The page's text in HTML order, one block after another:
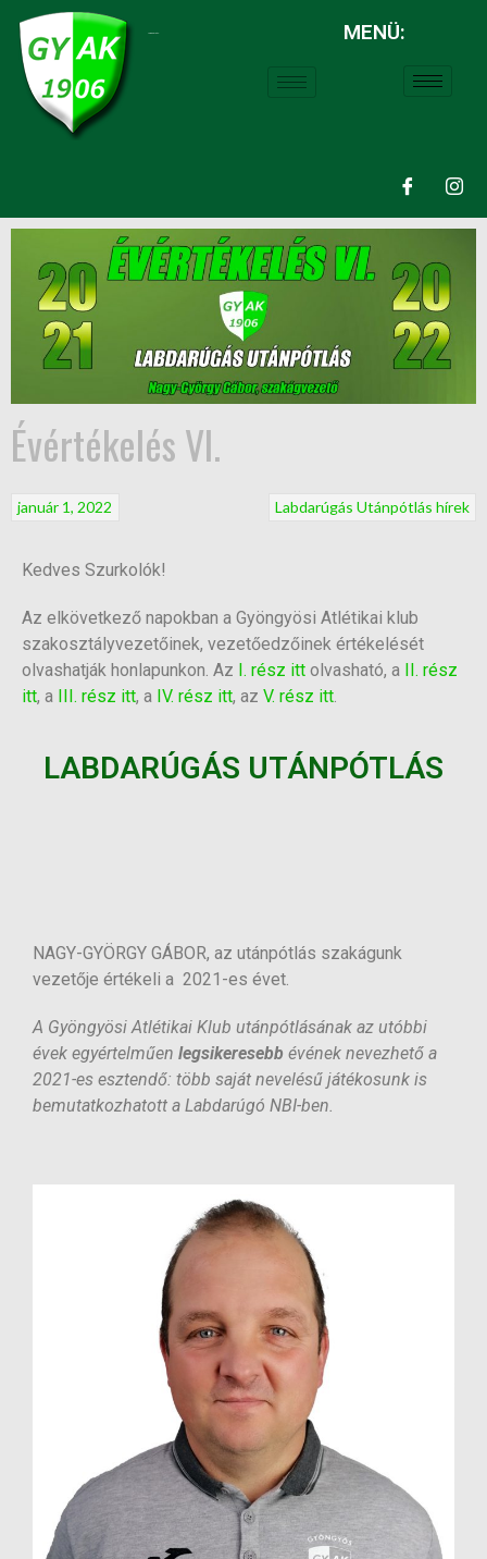
MENÜ:
Évértékelés VI.
Labdarúgás Utánpótlás hírek
január 1, 2022
Kedves Szurkolók!
Az elkövetkező napokban a Gyöngyösi Atlétikai klub
szakosztályvezetőinek, vezetőedzőinek értékelését
olvashatják honlapunkon. Az I. rész itt olvasható, a II. rész
itt, a III. rész itt, a IV. rész itt, az V. rész itt.
LABDARÚGÁS UTÁNPÓTLÁS
NAGY-GYÖRGY GÁBOR, az utánpótlás szakágunk
vezetője értékeli a 2021-es évet.
A Gyöngyösi Atlétikai Klub utánpótlásának az utóbbi
évek egyértelműen legsikeresebb évének nevezhető a
2021-es esztendő: több saját nevelésű játékosunk is
bemutatkozhatott a Labdarúgó NBI-ben.